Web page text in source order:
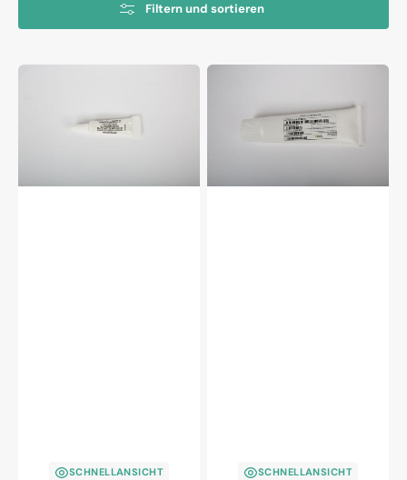
Filtern und sortieren
CHRISTO-
SCHNELLANSICHT
CHRISTO-
SCHNELLANSICHT